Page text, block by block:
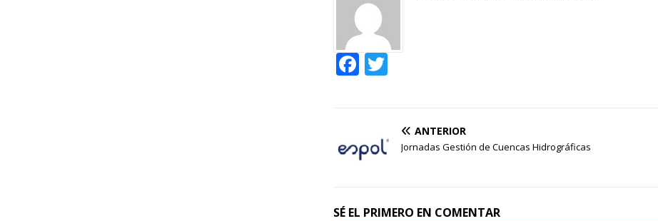
e
b
o
o
F
o
k
er ANTERIOR
Jornadas Gestión de Cuencas Hidrográficas
SÉ EL PRIMERO EN COMENTAR